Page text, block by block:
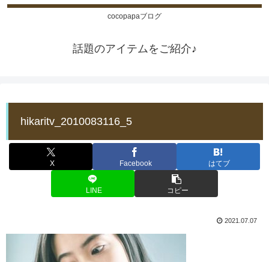
cocopapaブログ
話題のアイテムをご紹介♪
hikaritv_2010083116_5
X Facebook はてブ
LINE コピー
2021.07.07